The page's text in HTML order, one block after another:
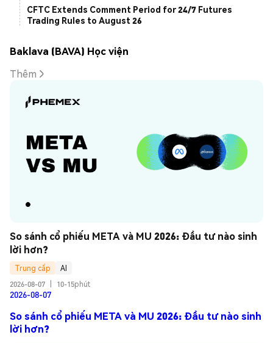
CFTC Extends Comment Period for 24/7 Futures
Trading Rules to August 26
Baklava (BAVA) Học viện
Thêm
So sánh cổ phiếu META và MU 2026: Đầu tư nào sinh
lời hơn?
Trung cấp
AI
2026-08-07
10-15phút
2026-08-07
So sánh cổ phiếu META và MU 2026: Đầu tư nào sinh
lời hơn?